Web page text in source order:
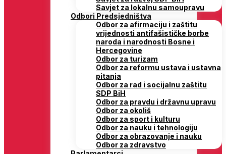
Savjet za lokalnu samoupravu
Odbori Predsjedništva
Odbor za afirmaciju i zaštitu
vrijednosti antifašističke borbe
naroda i narodnosti Bosne i
Hercegovine
Odbor za turizam
Odbor za reformu ustava i ustavna
pitanja
Odbor za rad i socijalnu zaštitu
SDP BiH
Odbor za pravdu i državnu upravu
Odbor za okoliš
Odbor za sport i kulturu
Odbor za nauku i tehnologiju
Odbor za obrazovanje i nauku
Odbor za zdravstvo